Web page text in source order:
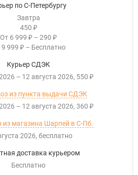
по С-Петербургу
Завтра
450 ₽
От 6 999 ₽ – 290 ₽
9 999 ₽ – Бесплатно
Курьер СДЭК
– 12 августа 2026 550 ₽
из пункта выдачи СДЭК
– 12 августа 2026 360 ₽
магазина Шарпей в С-Пб.
2026
Бесплатно
доставка курьером
Бесплатно